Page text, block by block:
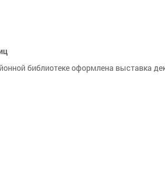
библиотеке оформлена выставка